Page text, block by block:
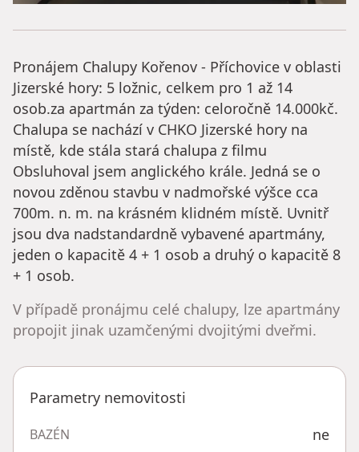
Pronájem Chalupy Kořenov - Příchovice v oblasti
Jizerské hory: 5 ložnic, celkem pro 1 až 14
osob.za apartmán za týden: celoročně 14.000kč.
Chalupa se nachází v CHKO Jizerské hory na
místě, kde stála stará chalupa z filmu
Obsluhoval jsem anglického krále. Jedná se o
novou zděnou stavbu v nadmořské výšce cca
700m. n. m. na krásném klidném místě. Uvnitř
jsou dva nadstandardně vybavené apartmány,
jeden o kapacitě 4 + 1 osob a druhý o kapacitě 8
+ 1 osob.
V případě pronájmu celé chalupy, lze apartmány
propojit jinak uzamčenými dvojitými dveřmi.
Parametry nemovitosti
BAZÉN ne